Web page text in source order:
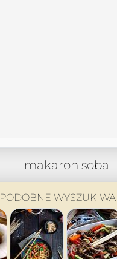
makaron soba
PODOBNE